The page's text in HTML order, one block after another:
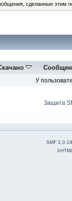
сделанные этим
У
Защита
SMF 2.0.19